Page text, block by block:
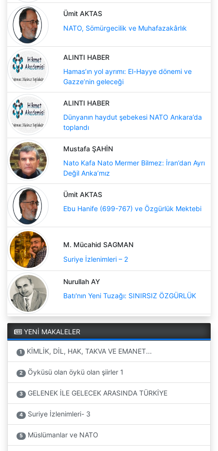
Ümit AKTAS
NATO, Sömürgecilik ve Muhafazakârlık
ALINTI HABER
Hamas’ın yol ayrımı: El-Hayye dönemi ve
Gazze’nin geleceği
ALINTI HABER
Dünyanın haydut şebekesi NATO Ankara’da
toplandı
Mustafa ŞAHİN
Nato Kafa Nato Mermer Bilmez: İran’dan Ayrı
Değil Anka’mız
Ümit AKTAS
Ebu Hanife (699-767) ve Özgürlük Mektebi
M. Mücahid SAGMAN
Suriye İzlenimleri – 2
Nurullah AY
Batı'nın Yeni Tuzağı: SINIRSIZ ÖZGÜRLÜK
YENİ MAKALELER
1 KİMLİK, DİL, HAK, TAKVA VE EMANET...
2 Öyküsü olan öykü olan şiirler 1
3 GELENEK İLE GELECEK ARASINDA TÜRKİYE
4 Suriye İzlenimleri- 3
5 Müslümanlar ve NATO